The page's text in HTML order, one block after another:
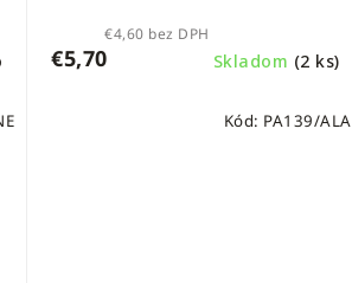
Skladom (2 ks)
€4,60 bez DPH
€5,70
Kód: PA139/ALA